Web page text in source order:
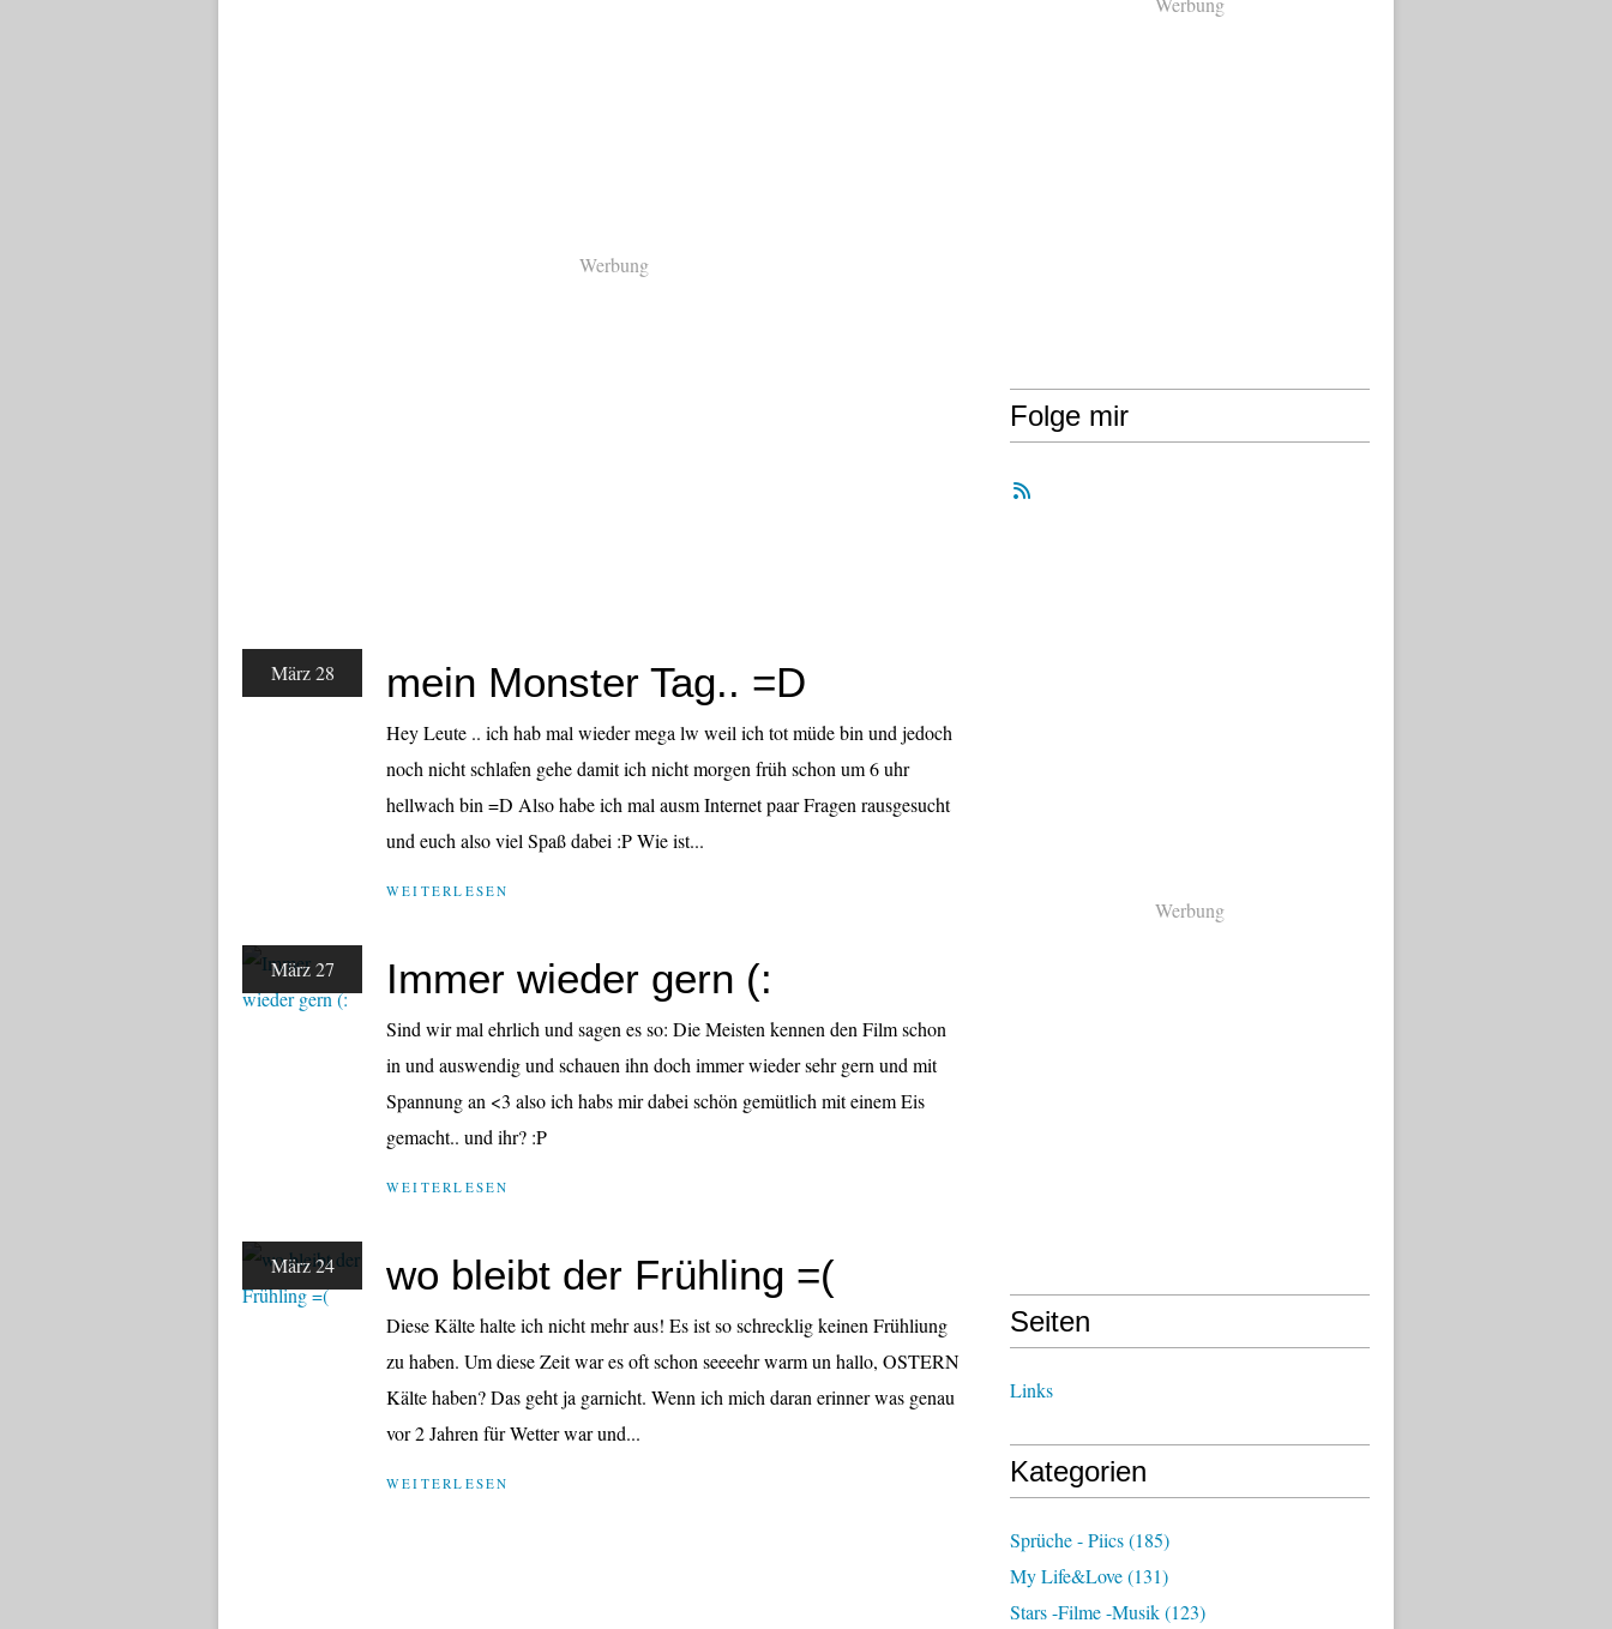
Werbung
März 28 mein Monster Tag.. =D
Hey Leute .. ich hab mal wieder mega lw weil ich tot müde bin und jedoch
noch nicht schlafen gehe damit ich nicht morgen früh schon um 6 uhr
hellwach bin =D Also habe ich mal ausm Internet paar Fragen rausgesucht
und euch also viel Spaß dabei :P Wie ist...
WEITERLESEN
März 27 Immer wieder gern (:
Sind wir mal ehrlich und sagen es so: Die Meisten kennen den Film schon
in und auswendig und schauen ihn doch immer wieder sehr gern und mit
Spannung an <3 also ich habs mir dabei schön gemütlich mit einem Eis
gemacht.. und ihr? :P
WEITERLESEN
März 24 wo bleibt der Frühling =(
Diese Kälte halte ich nicht mehr aus! Es ist so schrecklig keinen Frühliung
zu haben. Um diese Zeit war es oft schon seeeehr warm un hallo, OSTERN
Kälte haben? Das geht ja garnicht. Wenn ich mich daran erinner was genau
vor 2 Jahren für Wetter war und...
WEITERLESEN
Folge mir
Werbung
Seiten
Links
Kategorien
Sprüche - Piics(185)
My Life&love(131)
Stars -filme -musik(123)